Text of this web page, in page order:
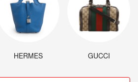
HERMES GUCCI